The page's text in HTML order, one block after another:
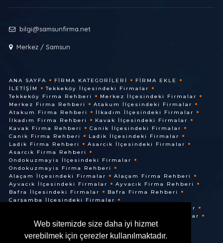
Web sitemizde size daha iyi hizmet
verebilmek için çerezler kullanılmaktadır.
bilgi@samsunfirma.net
Merkez / Samsun
ANA SAYFA FIRMA KATEGORILERI
FIRMA EKLE
İLETIŞIM
Tekkeköy İlçesindeki Firmalar
Tekkeköy Firma Rehberi
Merkez İlçesindeki Firmalar
Merkez Firma Rehberi
Atakum İlçesindeki Firmalar
Atakum Firma Rehberi
İlkadım İlçesindeki Firmalar
İlkadım Firma Rehberi
Kavak İlçesindeki Firmalar
Kavak Firma Rehberi
Canik İlçesindeki Firmalar
Canik Firma Rehberi
Ladik İlçesindeki Firmalar
Ladik Firma Rehberi
Asarcık İlçesindeki Firmalar
Asarcık Firma Rehberi
Ondokuzmayis İlçesindeki Firmalar
Ondokuzmayis Firma Rehberi
Alaçam İlçesindeki Firmalar
Alaçam Firma Rehberi
Ayvacık İlçesindeki Firmalar
Ayvacık Firma Rehberi
Bafra İlçesindeki Firmalar
Bafra Firma Rehberi
Çarşamba İlçesindeki Firmalar
Terme İlçesindeki Firmalar
Vezirköprü İlçesindeki Firmalar
Vezirköprü Firma Rehberi